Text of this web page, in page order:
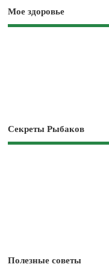
Мое здоровье
Секреты Рыбаков
Полезные советы